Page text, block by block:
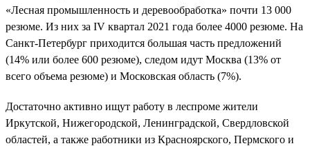
«Лесная промышленность и деревообработка» почти 13 000
резюме. Из них за IV квартал 2021 года более 4000 резюме. На
Санкт-Петербург приходится большая часть предложений
(14% или более 600 резюме), следом идут Москва (13% от
всего объема резюме) и Московская область (7%).
Достаточно активно ищут работу в леспроме жители
Иркутской, Нижегородской, Ленинградской, Свердловской
областей, а также работники из Красноярского, Пермского и